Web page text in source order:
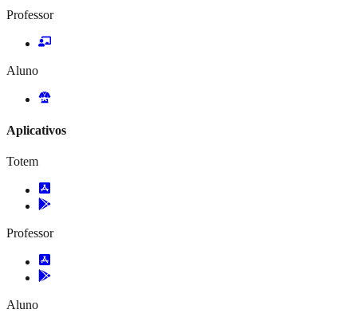
Professor
Aluno
Aplicativos
Totem
Professor
Aluno